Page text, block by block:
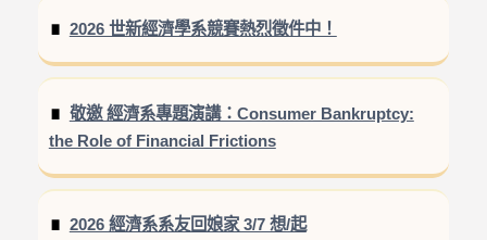
2026 世新經濟學系競賽熱烈徵件中！
敬邀 經濟系專題演講：Consumer Bankruptcy:
the Role of Financial Frictions
2026 經濟系系友回娘家 3/7 想/起